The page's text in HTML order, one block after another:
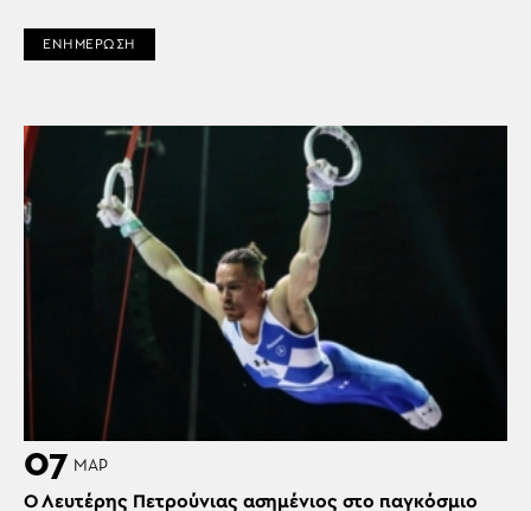
ΕΝΗΜΕΡΩΣΗ
07 ΜΑΡ
Ο Λευτέρης Πετρούνιας ασημένιος στο παγκόσμιο